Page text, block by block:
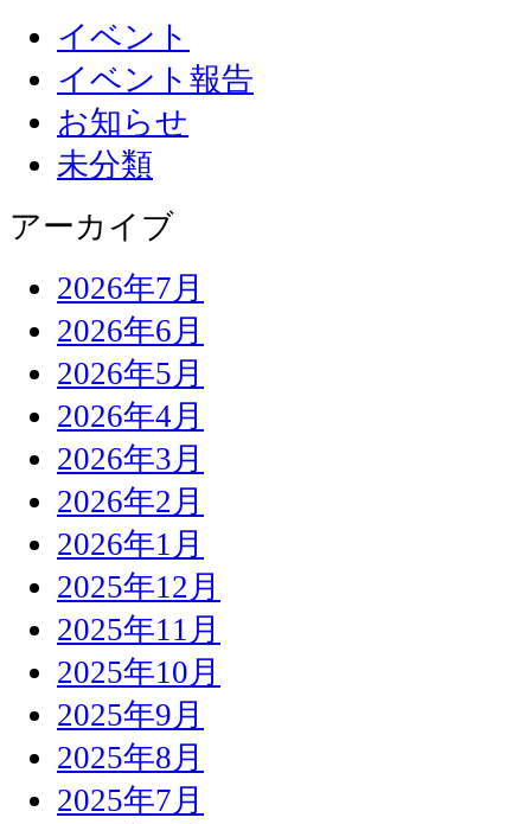
イベント
イベント報告
お知らせ
未分類
アーカイブ
2026年7月
2026年6月
2026年5月
2026年4月
2026年3月
2026年2月
2026年1月
2025年12月
2025年11月
2025年10月
2025年9月
2025年8月
2025年7月